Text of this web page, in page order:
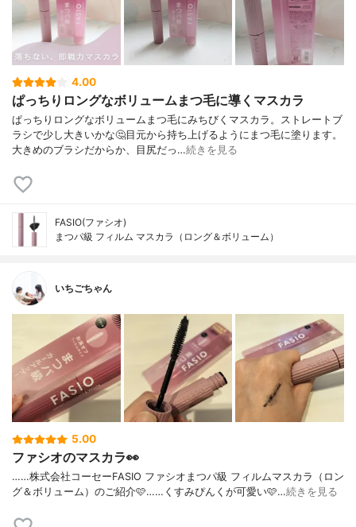
4.00
ぱっちりロングなボリュームまつ毛に導くマスカラ
ぱっちりロングなボリュームまつ毛にみちびくマスカラ。ストレートブ
ラシで少し大きいかな🤔目元から持ち上げるようにまつ毛に塗ります。
大きめのブラシだからか、目尻だっ…続きを見る
FASIO(ファシオ)
まつパ級 フィルム マスカラ（ロング＆ボリューム）
いちごちゃん
5.00
ファシオのマスカラ👀
……⁡⁡株式会社コーセー⁡⁡FASIO ファシオ⁡⁡まつパ級 フィルムマスカラ⁡⁡（ロン
グ＆ボリューム）⁡⁡のご紹介🩷️⁡⁡……⁡⁡くすみぴんくが可愛い🩷️⁡⁡…続きを見る